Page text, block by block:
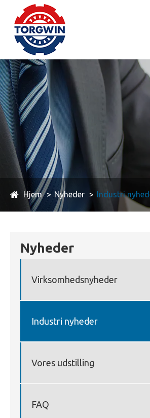
Hjem Nyheder Industri
Nyheder
Virksomhedsnyheder
Industri nyheder
Vores udstilling
FAQ